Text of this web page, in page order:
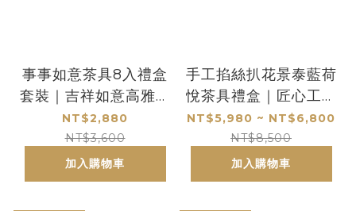
事事如意茶具8入禮盒
套裝｜吉祥如意高雅品
茗禮盒首選
NT$2,880
NT$3,600
加入購物車
手工掐絲扒花景泰藍荷
悅茶具禮盒｜匠心工藝
手作描金8入套裝
NT$5,980 ~ NT$6,800
NT$8,500
加入購物車